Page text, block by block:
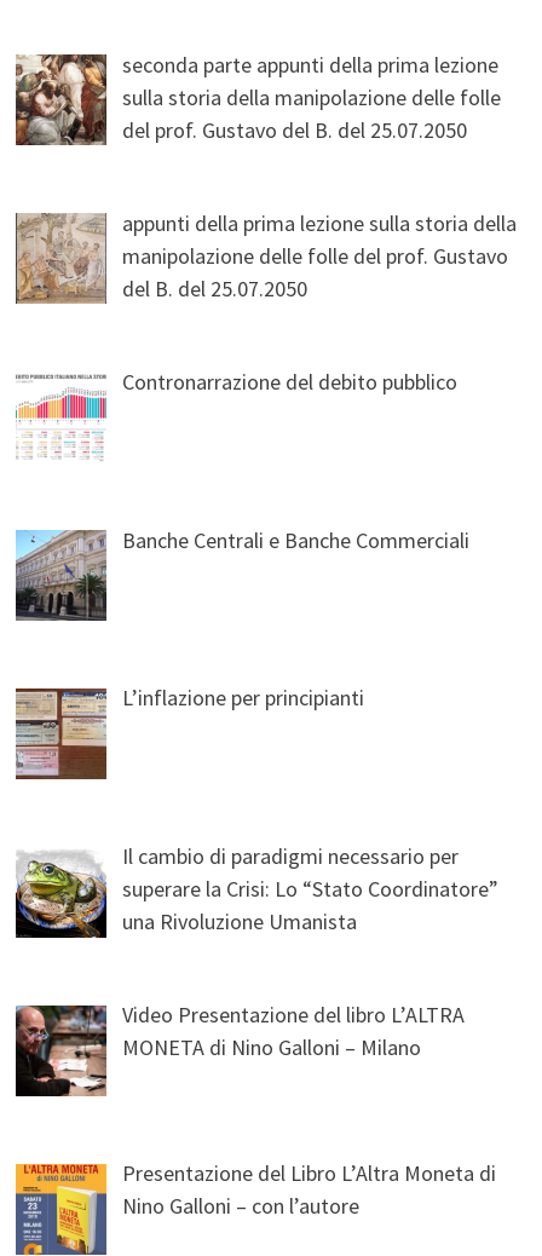
seconda parte appunti della prima lezione
sulla storia della manipolazione delle folle
del prof. Gustavo del B. del 25.07.2050
appunti della prima lezione sulla storia della
manipolazione delle folle del prof. Gustavo
del B. del 25.07.2050
Contronarrazione del debito pubblico
Banche Centrali e Banche Commerciali
L’inflazione per principianti
Il cambio di paradigmi necessario per
superare la Crisi: Lo “Stato Coordinatore”
una Rivoluzione Umanista
Video Presentazione del libro L’ALTRA
MONETA di Nino Galloni – Milano
Presentazione del Libro L’Altra Moneta di
Nino Galloni – con l’autore